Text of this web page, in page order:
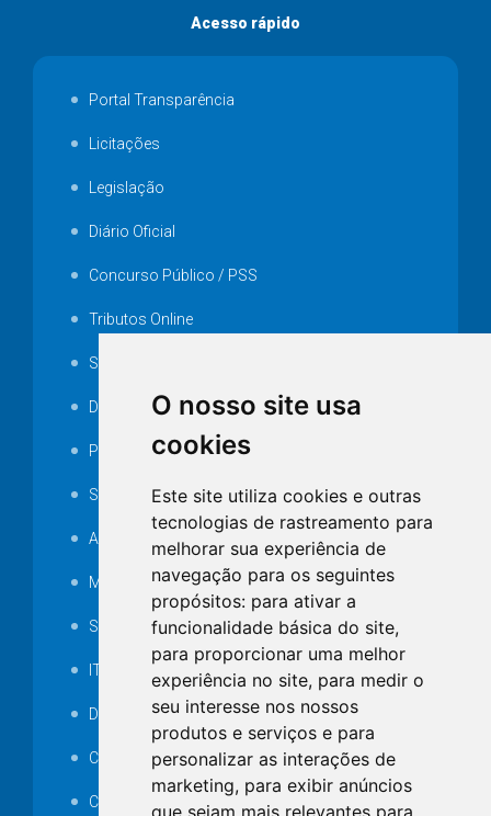
O nosso site usa
cookies
Este site utiliza cookies e outras
tecnologias de rastreamento para
melhorar sua experiência de
navegação para os seguintes
propósitos: para ativar a
funcionalidade básica do site,
para proporcionar uma melhor
experiência no site, para medir o
seu interesse nos nossos
produtos e serviços e para
personalizar as interações de
marketing, para exibir anúncios
que sejam mais relevantes para
Acesso rápido
Portal Transparência
Licitações
Legislação
Diário Oficial
Concurso Público / PSS
Tributos Online
Serviços ISS-E
Decretos
Portarias
SAMAE
Audiência pública
MANUTENÇÃO DE ILUMINAÇÃO PÚBLICA
Serviços Técnicos TI
ITR
Desapropriações
Catalogo Eletrônico de Padronização
Consórcios Municipais